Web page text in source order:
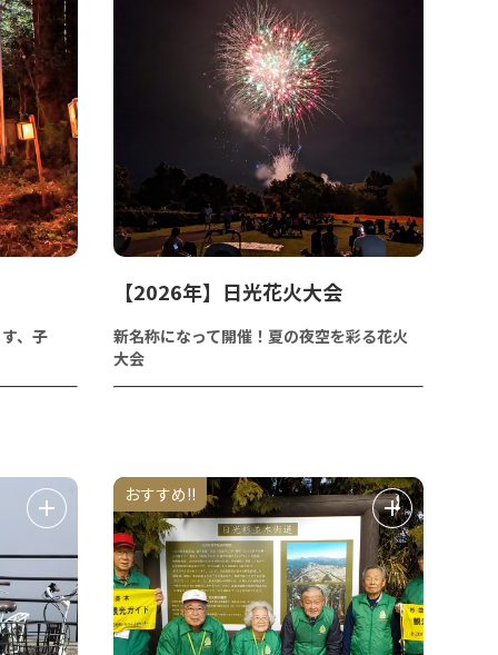
、子
【2026年】日光花火大会
新名称になって開催！夏の夜空を彩る花火
大会
おすすめ!!